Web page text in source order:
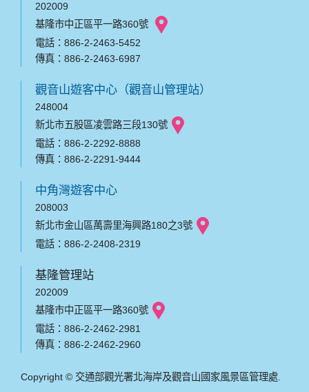
202009
基隆市中正區平一路360號
電話：886-2-2463-5452
傳真：886-2-2463-6987
觀音山遊客中心（觀音山管理站）
248004
新北市五股區凌雲路三段130號
電話：886-2-2292-8888
傳真：886-2-2291-9444
中角灣遊客中心
208003
新北市金山區萬壽里海興路180之3號
電話：886-2-2408-2319
基隆管理站
202009
基隆市中正區平一路360號
電話：886-2-2462-2981
傳真：886-2-2462-2960
Copyright © 交通部觀光署北海岸及觀音山國家風景區管理處.